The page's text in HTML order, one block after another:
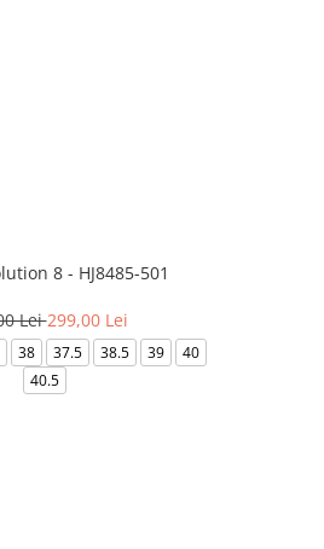
8 - HJ8485-501
Lei299,00 Lei
38 37.5 38.5 39
40
40.5